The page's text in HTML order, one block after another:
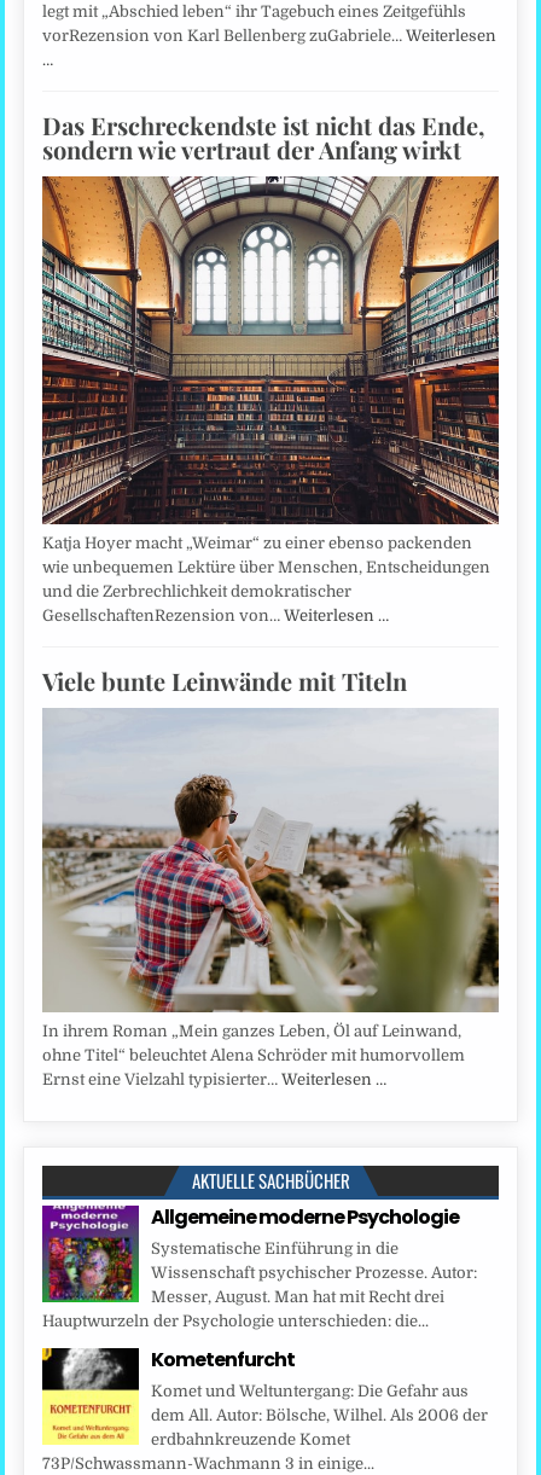
legt mit „Abschied leben“ ihr Tagebuch eines Zeitgefühls
vorRezension von Karl Bellenberg zuGabriele…Weiterlesen
…
Das Erschreckendste ist nicht das Ende,
sondern wie vertraut der Anfang wirkt
Katja Hoyer macht „Weimar“ zu einer ebenso packenden
wie unbequemen Lektüre über Menschen, Entscheidungen
und die Zerbrechlichkeit demokratischer
GesellschaftenRezension von…Weiterlesen …
Viele bunte Leinwände mit Titeln
In ihrem Roman „Mein ganzes Leben, Öl auf Leinwand,
ohne Titel“ beleuchtet Alena Schröder mit humorvollem
Ernst eine Vielzahl typisierter…Weiterlesen …
AKTUELLE SACHBÜCHER
Allgemeine moderne Psychologie
Systematische Einführung in die
Wissenschaft psychischer Prozesse. Autor:
Messer, August. Man hat mit Recht drei
Hauptwurzeln der Psychologie unterschieden: die...
Kometenfurcht
Komet und Weltuntergang: Die Gefahr aus
dem All. Autor: Bölsche, Wilhel. Als 2006 der
erdbahnkreuzende Komet
73P/Schwassmann-Wachmann 3 in einige...